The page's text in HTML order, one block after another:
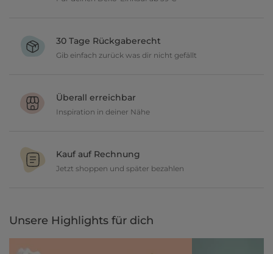
30 Tage Rückgaberecht
Gib einfach zurück was dir nicht gefällt
geben dir 30 Tage Zeit etwas zurückzusenden.
Überall erreichbar
Inspiration in deiner Nähe
und lasse dich inspirieren.
Kauf auf Rechnung
Jetzt shoppen und später bezahlen
Unsere Highlights für dich